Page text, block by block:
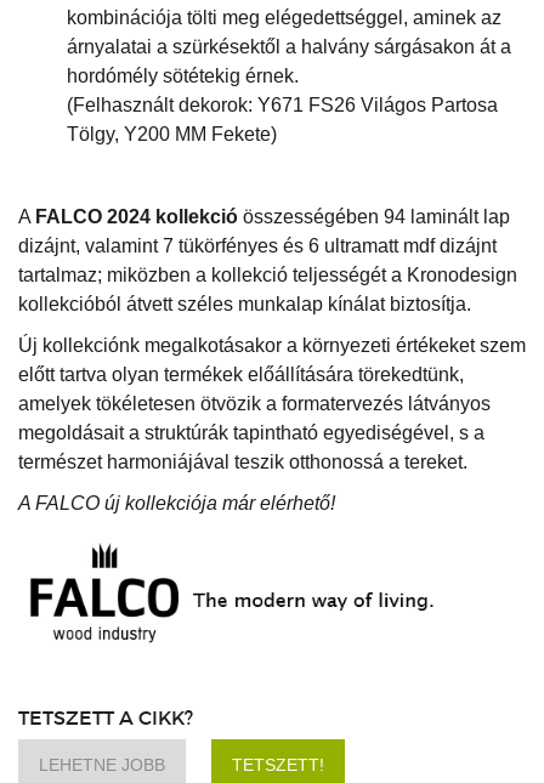
kombinációja tölti meg elégedettséggel, aminek az
árnyalatai a szürkésektől a halvány sárgásakon át a
hordómély sötétekig érnek.
(Felhasznált dekorok: Y671 FS26 Világos Partosa
Tölgy, Y200 MM Fekete)
A FALCO 2024 kollekció összességében 94 laminált lap
dizájnt, valamint 7 tükörfényes és 6 ultramatt mdf dizájnt
tartalmaz; miközben a kollekció teljességét a Kronodesign
kollekcióból átvett széles munkalap kínálat biztosítja.
Új kollekciónk megalkotásakor a környezeti értékeket szem
előtt tartva olyan termékek előállítására törekedtünk,
amelyek tökéletesen ötvözik a formatervezés látványos
megoldásait a struktúrák tapintható egyediségével, s a
természet harmoniájával teszik otthonossá a tereket.
A FALCO új kollekciója már elérhető!
TETSZETT A CIKK?
LEHETNE JOBB TETSZETT!